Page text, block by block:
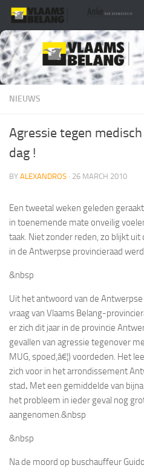
Skip to content
NIEUWS
Agressie tegen
dag !
BY ALEXANDROS · 26 MARCH 2010
Een tweetal weken geleden
in toenemende mate onveilig
taak. Niet zonder reden, zo blijkt
in de Antwerpse provincieraad
&nbsp
Uit het antwoord van de
vraag van Vlaams Belang-
er zich dit jaar in de provincie
gevallen van agressie tegenover
MUG, spoed,â€¦) voordeden. Het
zich voor in het arrondissement
stad. Met een gemiddelde van
het probleem in ieder geval nog
aangenomen.&nbsp
&nbsp
Na de moord op buschauffeur